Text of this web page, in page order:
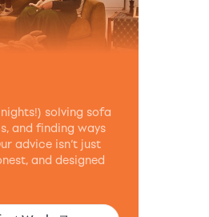
solving sofa
and finding ways
advice isn’t just
and designed